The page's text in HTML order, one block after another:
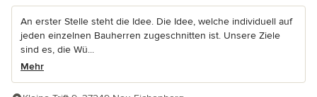
An erster Stelle steht die Idee. Die Idee, welche individuell auf
jeden einzelnen Bauherren zugeschnitten ist. Unsere Ziele
sind es, die Wü...
Mehr